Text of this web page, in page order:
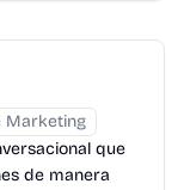
Marketing
que
de manera